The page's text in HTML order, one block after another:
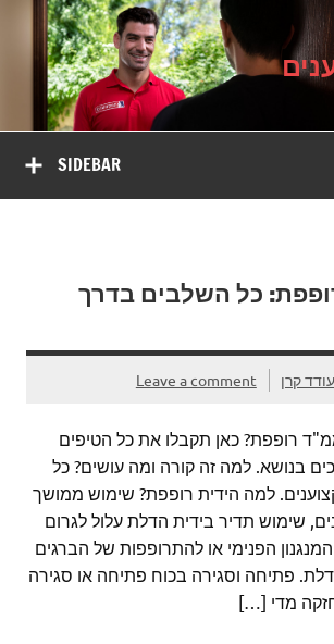
בלוג
המקצוענים
הבית
SIDEBAR
כל השלבים בדרך
עודד קרן Leave a comment
רופפת? כאן תקבלו את כל הטיפים
בנושא. למה זה קורה ומה עושים? כל
למה הידית רופפת? שימוש ממושך
שימוש תדיר בידית הדלת עלול לגרום
הפנימי או להתרופפות של הברגים
פתיחה וסגירה בכוח פתיחה או סגירה
מדי […]